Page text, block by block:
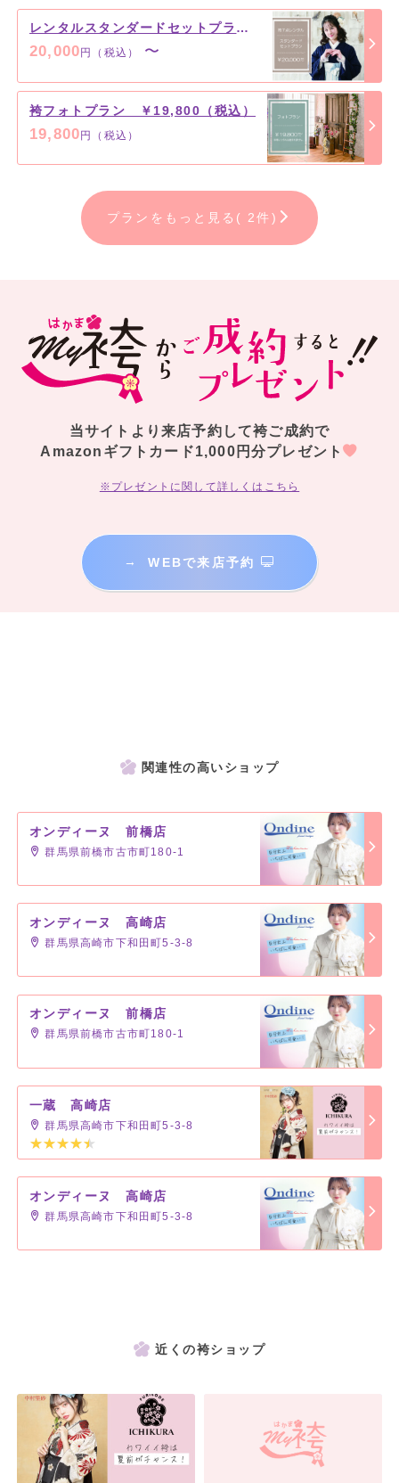
レンタルスタンダードセットプラン ￥20,000（税込）～
20,000 円（税込） 〜
袴フォトプラン ￥19,800（税込）
19,800円（税込）
プランをもっと見る( 2件)
当サイトより来店予約して袴ご成約で
Amazonギフトカード1,000円分プレゼント
※プレゼントに関して詳しくはこちら
→ WEBで来店予約
関連性の高いショップ
オンディーヌ 前橋店
群馬県前橋市古市町180-1
オンディーヌ 高崎店
群馬県高崎市下和田町5-3-8
オンディーヌ 前橋店
群馬県前橋市古市町180-1
一蔵 高崎店
群馬県高崎市下和田町5-3-8
オンディーヌ 高崎店
群馬県高崎市下和田町5-3-8
近くの袴ショップ